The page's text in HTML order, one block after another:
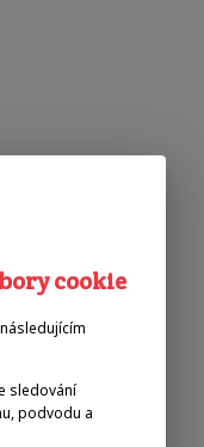
cookie
sledování
podvodu a